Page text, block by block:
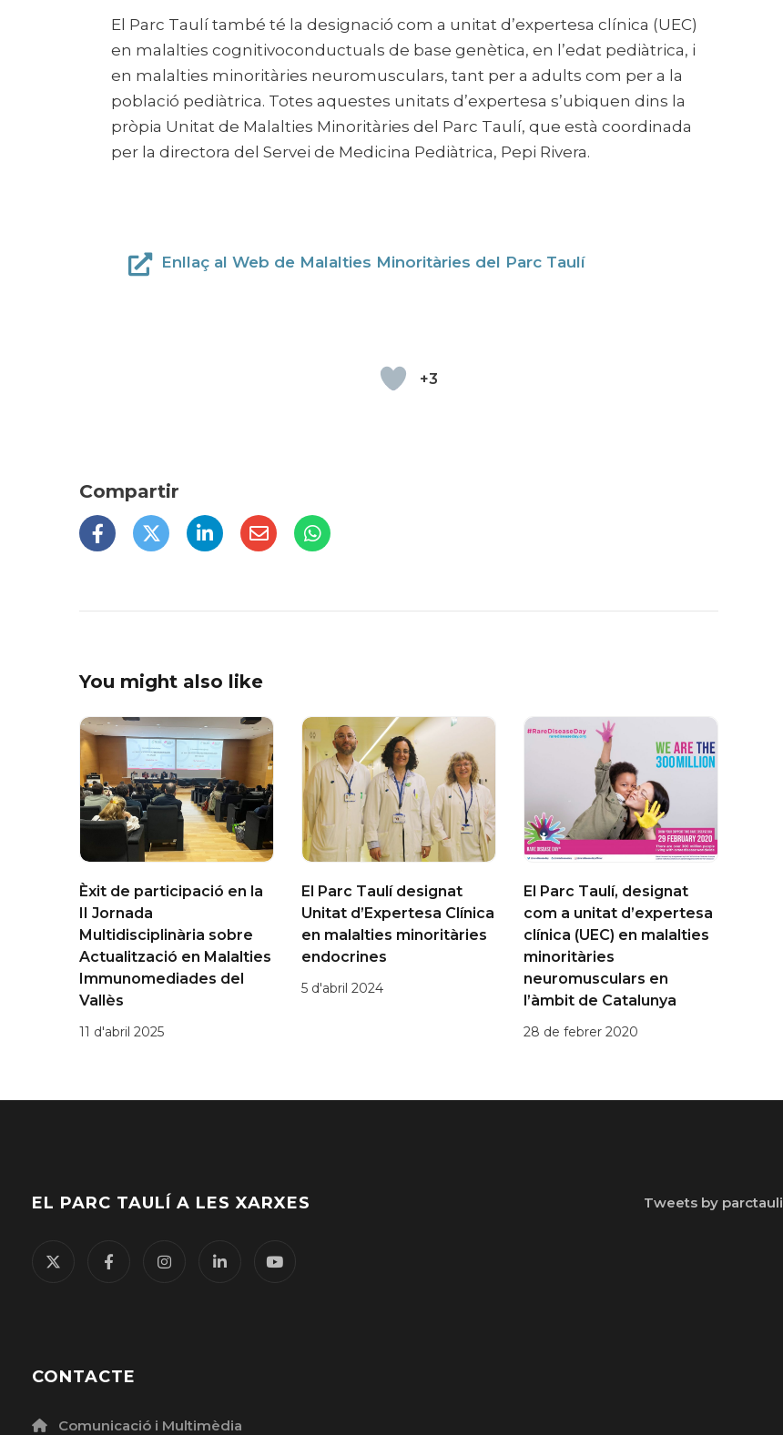
El Parc Taulí també té la designació com a unitat d’expertesa clínica (UEC)
en malalties cognitivoconductuals de base genètica, en l’edat pediàtrica, i
en malalties minoritàries neuromusculars, tant per a adults com per a la
població pediàtrica. Totes aquestes unitats d’expertesa s’ubiquen dins la
pròpia Unitat de Malalties Minoritàries del Parc Taulí, que està coordinada
per la directora del Servei de Medicina Pediàtrica, Pepi Rivera.
Enllaç al Web de Malalties Minoritàries del Parc Taulí
+3
You might also like
Èxit de participació en la
II Jornada
Multidisciplinària sobre
Actualització en Malalties
Immunomediades del
Vallès
11 d'abril 2025
El Parc Taulí designat
Unitat d’Expertesa Clínica
en malalties minoritàries
endocrines
5 d'abril 2024
El Parc Taulí, designat
com a unitat d’expertesa
clínica (UEC) en malalties
minoritàries
neuromusculars en
l’àmbit de Catalunya
28 de febrer 2020
EL PARC TAULÍ A LES XARXES
CONTACTE
Comunicació i Multimèdia
Tweets by parctauli